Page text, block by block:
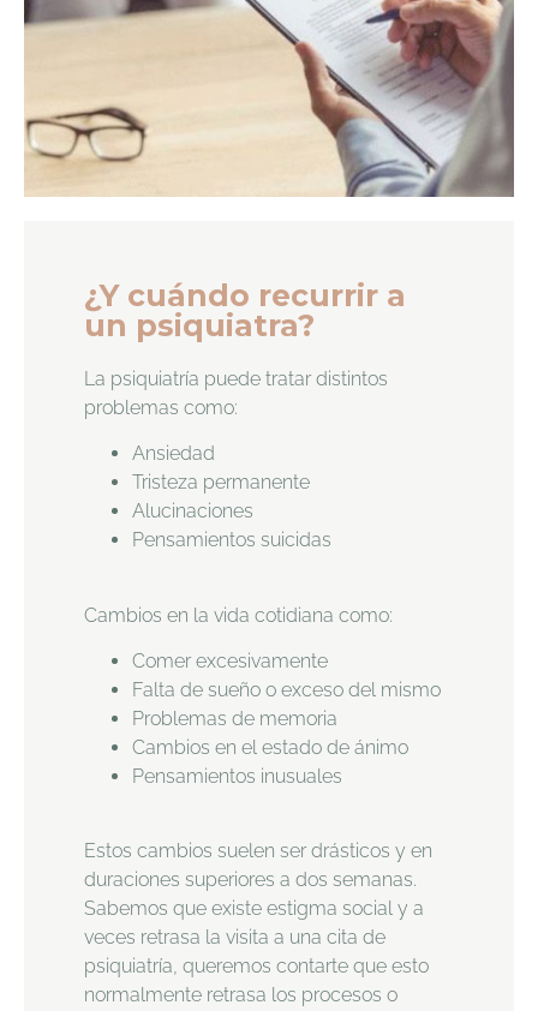
¿Y cuándo recurrir a
un psiquiatra?
La psiquiatría puede tratar distintos
problemas como:
Ansiedad
Tristeza permanente
Alucinaciones
Pensamientos suicidas
Cambios en la vida cotidiana como:
Comer excesivamente
Falta de sueño o exceso del mismo
Problemas de memoria
Cambios en el estado de ánimo
Pensamientos inusuales
Estos cambios suelen ser drásticos y en
duraciones superiores a dos semanas.
Sabemos que existe estigma social y a
veces retrasa la visita a una cita de
psiquiatría, queremos contarte que esto
normalmente retrasa los procesos o